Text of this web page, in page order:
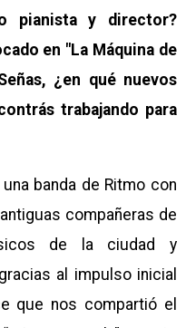
pianista y director?
en "La Máquina de
¿en qué nuevos
trabajando para
banda de Ritmo con
compañeras de
de la ciudad y
al impulso inicial
que nos compartió el